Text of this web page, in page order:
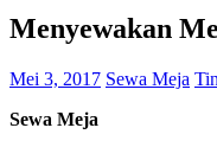
Menyewakan
Mei 3, 2017 Sewa Meja
Sewa Meja